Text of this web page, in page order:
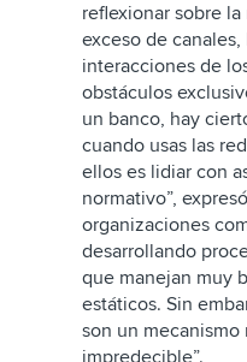
reflexionar sobre
exceso de
interacciones de
obstáculos
un banco, hay
cuando usas las
ellos es lidiar con
normativo”,
organizaciones
desarrollando
que manejan muy
estáticos. Sin
son un
impredecible”.